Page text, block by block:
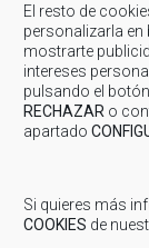
El resto de
personalizarla en
mostrarte
intereses
pulsando el botón
RECHAZAR o
apartado
Si quieres más
COOKIES de
Diciembre 7, 2022 -
COMARCA:
COMARCA: Día
de 2022, Día